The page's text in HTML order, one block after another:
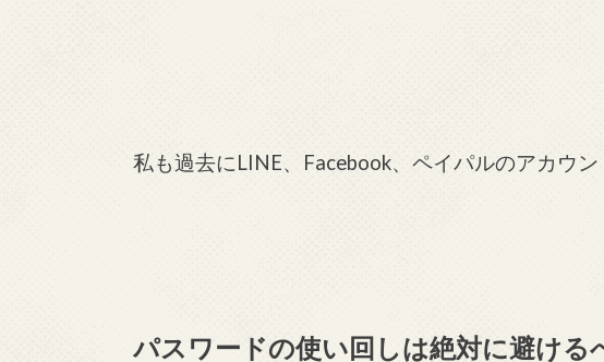
私も過去にLINE、Facebook、ペイパルのアカウン
パスワードの使い回しは絶対に避ける